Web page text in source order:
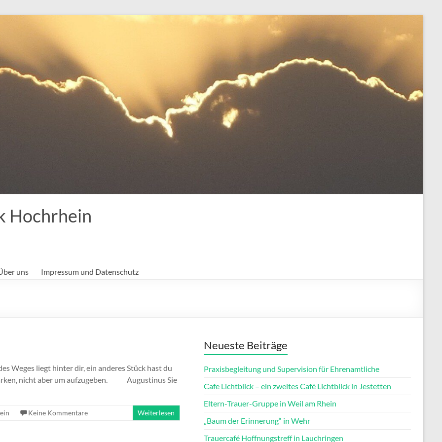
Hochrhein
uns Impressum und Datenschutz
Weges liegt hinter dir, ein anderes Stück hast du
nicht aber um aufzugeben. Augustinus Sie
Keine Kommentare Weiterlesen
Neueste Beiträge
Praxisbegleitung und Supervision für Ehrenamtliche
Cafe Lichtblick – ein zweites Café Lichtblick in Jestetten
Eltern-Trauer-Gruppe in Weil am Rhein
„Baum der Erinnerung“ in Wehr
Trauercafé Hoffnungstreff in Lauchringen